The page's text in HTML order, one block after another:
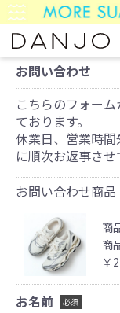
お問い合わせ
こちらのフォー
ております。
休業日、営業時
に順次お返事させ
お問い合わせ商品
商
商
￥
お名前 必須